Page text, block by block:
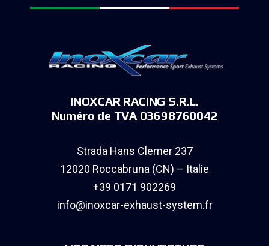
INOXCAR RACING S.R.L.
Numéro de TVA 03698760042
Strada Hans Clemer 237
12020 Roccabruna (CN) – Italie
+39 0171 902269
info@inoxcar-exhaust-system.fr